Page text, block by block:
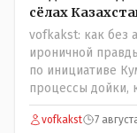
что боролись на
захотели жить в
"....человек
что он действует
не говорю! Опять
сёлах
vofkakst: как без
ироничной
по инициативе
процессы дойки,
программы дают
насколько в
vofkakst 7